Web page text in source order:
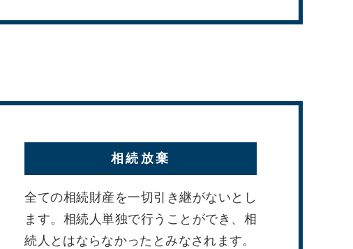
相続放棄
全ての相続財産を一切引き継がないとし
ます。相続人単独で行うことができ、相
続人とはならなかったとみなされます。